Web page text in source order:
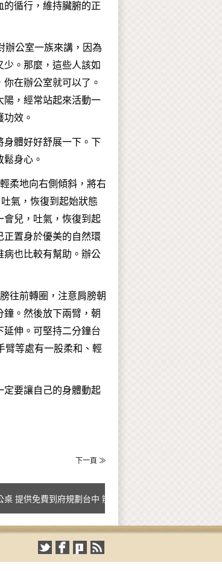
循行，維持臟腑的正
辦公室一族來講，因為
。那麼，這些人該如
在辦公室就可以了。
陽，經常站起來活動一
效。
身體好好舒展一下。下
身心。
柔地向右側傾斜，將右
氣，恢復到起始狀態
會兒，吐氣，恢復到起
正置身於優美的自然環
病也比較有幫助。辦公
往前轉圈，注意肩膀朝
。然後放下兩臂，朝
延伸。可堅持二分鐘台
臂等處有一股柔和、輕
定要讓自己的身體動起
下一頁 ≫
免費到府規劃台中 辦公家具 以及 辦公桌及解說如何